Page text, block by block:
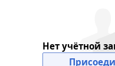
Нет учётной